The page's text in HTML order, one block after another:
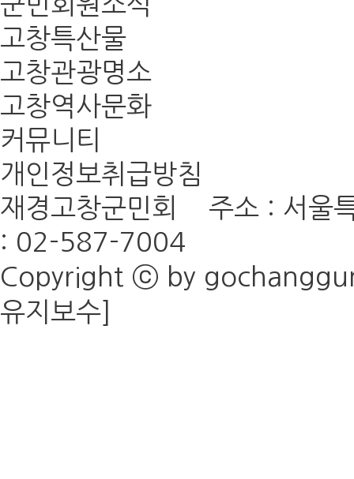
고창특산물
고창관광명소
고창역사문화
커뮤니티
개인정보취급방침
재경고창군민회 주소 : 서울
: 02-587-7004
Copyright ⓒ by
유지보수]